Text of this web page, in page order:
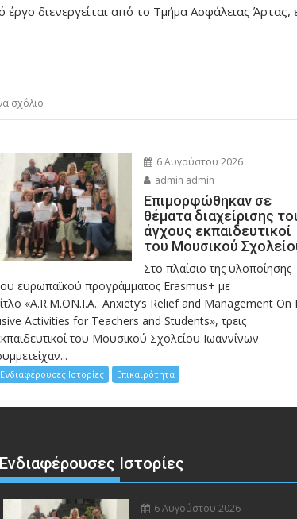
έργο διενεργείται από το Τμήμα Ασφάλειας Άρτας,
σχόλιο
6 Αυγούστου 2026
admin admin
Eπιμορφώθηκαν σε
θέματα διαχείρισης
άγχους εκπαιδευτικοί
του Μουσικού
Στο πλαίσιο της υλοποίησης
ευρωπαϊκού προγράμματος Erasmus+ με
«A.R.M.ON.I.A.: Anxiety’s Relief and Management On
Activities for Teachers and Students», τρεις
του Μουσικού Σχολείου Ιωαννίνων
Ενδιαφέρουσες Ιστορίες Επικαιρότητα
Ενδιαφέρουσες Ιστορίες
6 Αυγούστου 2026